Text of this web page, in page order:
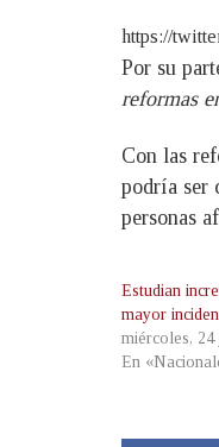
https://
Por su
reformas
Con las
podría ser
personas
Estudian
mayor
miércoles,
En